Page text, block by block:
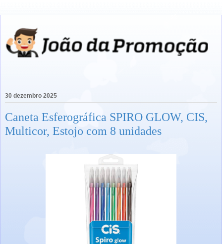
30 dezembro 2025
Caneta Esferográfica SPIRO GLOW, CIS,
Multicor, Estojo com 8 unidades